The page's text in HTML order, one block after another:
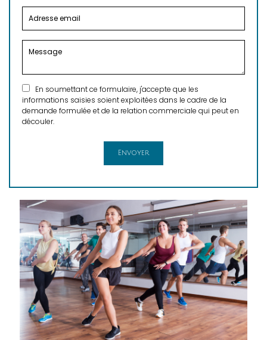
En soumettant ce formulaire, j'accepte que les
informations saisies soient exploitées dans le cadre de la
demande formulée et de la relation commerciale qui peut en
découler.